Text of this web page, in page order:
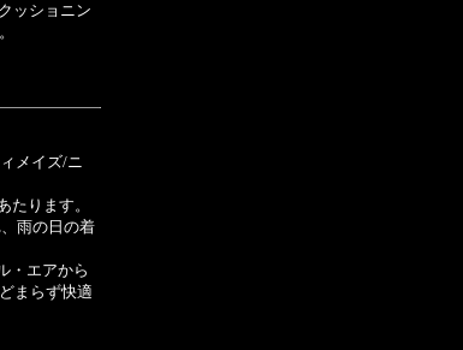
ッショニン
メイズ/ニ
たります。
雨の日の着
・エアから
まらず快適